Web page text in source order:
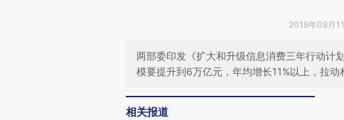
2018年08月
两部委印发《扩大和升级信息消费三年行动
模要提升到6万亿元，年均增长11%以上，拉
相关报道